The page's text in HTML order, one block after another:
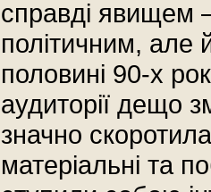
справді явищем
політичним, але
половині 90-х
аудиторії дещо
значно
матеріальні та